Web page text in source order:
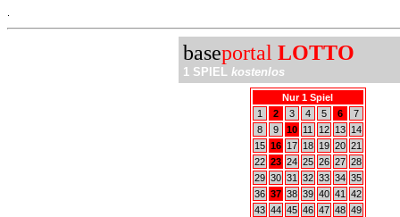
baseportal LOTTO
1 SPIEL kostenlos
Nur 1 Spiel
1
2 3 4 5 6
7
8
9 10 11 12 13
14
15 16 17 18 19 20 21
22 23 24 25 26 27 28
29 30 31 32 33 34 35
36 37 38 39 40 41
42
43 44 45 46 47 48 49